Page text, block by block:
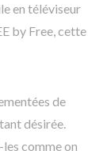
en téléviseur
by Free, cette
de
désirée.
comme on